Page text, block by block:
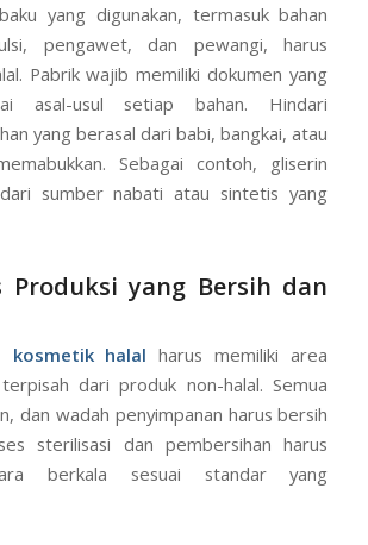
yang digunakan, termasuk bahan
pengawet, dan pewangi, harus
Pabrik wajib memiliki dokumen yang
asal-usul setiap bahan. Hindari
yang berasal dari babi, bangkai, atau
Sebagai contoh, gliserin
sumber nabati atau sintetis yang
Produksi yang Bersih dan
kosmetik halal harus memiliki area
dari produk non-halal. Semua
dan wadah penyimpanan harus bersih
sterilisasi dan pembersihan harus
berkala sesuai standar yang